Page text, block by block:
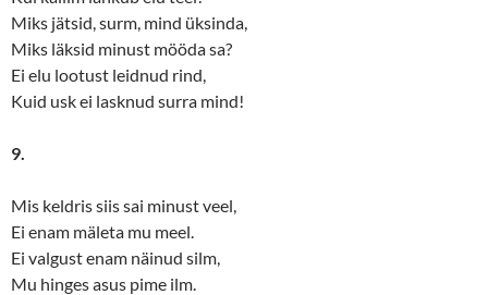
Miks jätsid, surm, mind üksinda,
Miks läksid minust mööda sa?
Ei elu lootust leidnud rind,
Kuid usk ei lasknud surra mind!
9.
Mis keldris siis sai minust veel,
Ei enam mäleta mu meel.
Ei valgust enam näinud silm,
Mu hinges asus pime ilm.